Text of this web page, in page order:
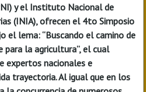
y el Instituto Nacional de
(INIA), ofrecen el 4to Simposio
el lema: “Buscando el camino de
la agricultura”, el cual
expertos nacionales e
trayectoria. Al igual que en los